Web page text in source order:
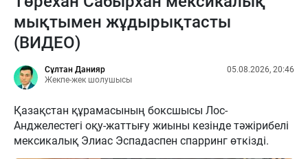
мықтымен жұдырықтасты
(ВИДЕО)
Сұлтан Данияр
Жекпе-жек шолушысы
05.08.2026, 20:46
Қазақстан құрамасының боксшысы Лос-
Анджелестегі оқу-жаттығу жиыны кезінде тәжірибелі
мексикалық Элиас Эспадаспен спарринг өткізді.